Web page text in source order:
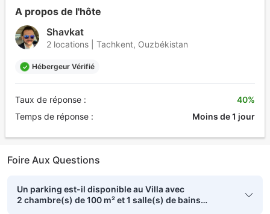
A propos de l'hôte
Shavkat
2 locations | Tachkent, Ouzbékistan
Hébergeur Vérifié
Taux de réponse :
Temps de réponse :
40%
Moins de 1 jour
Foire Aux Questions
Un parking est-il disponible au Villa avec
2 chambre(s) de 100 m² et 1 salle(s) de bains